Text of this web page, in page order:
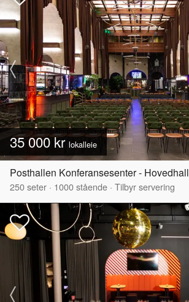
35 000 krlokalleie
Posthallen Konferansesenter - Hovedhall
250seter · 1000stående · Tilbyr servering